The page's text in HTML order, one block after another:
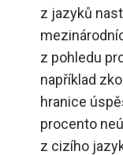
z jazyků
z pohledu
například
hranice
procento
z cizího